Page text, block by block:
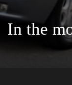
In the